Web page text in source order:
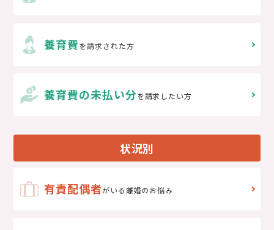
養育費を請求された方
養育費の未払い分を請求したい方
状況別
有責配偶者がいる離婚のお悩み